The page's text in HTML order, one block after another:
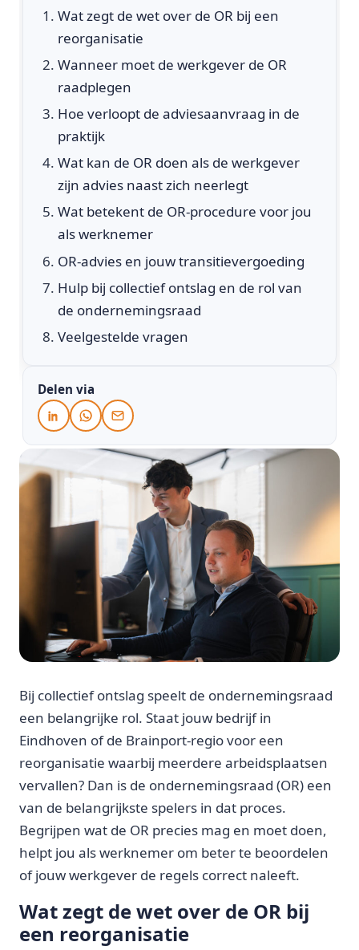
Wat zegt de wet over de OR bij een
reorganisatie
Wanneer moet de werkgever de OR
raadplegen
Hoe verloopt de adviesaanvraag in de
praktijk
Wat kan de OR doen als de werkgever
zijn advies naast zich neerlegt
Wat betekent de OR-procedure voor jou
als werknemer
OR-advies en jouw transitievergoeding
Hulp bij collectief ontslag en de rol van
de ondernemingsraad
Veelgestelde vragen
Delen via
Bij collectief ontslag speelt de ondernemingsraad
een belangrijke rol. Staat jouw bedrijf in
Eindhoven of de Brainport-regio voor een
reorganisatie waarbij meerdere arbeidsplaatsen
vervallen? Dan is de ondernemingsraad (OR) een
van de belangrijkste spelers in dat proces.
Begrijpen wat de OR precies mag en moet doen,
helpt jou als werknemer om beter te beoordelen
of jouw werkgever de regels correct naleeft.
Wat zegt de wet over de OR bij
een reorganisatie